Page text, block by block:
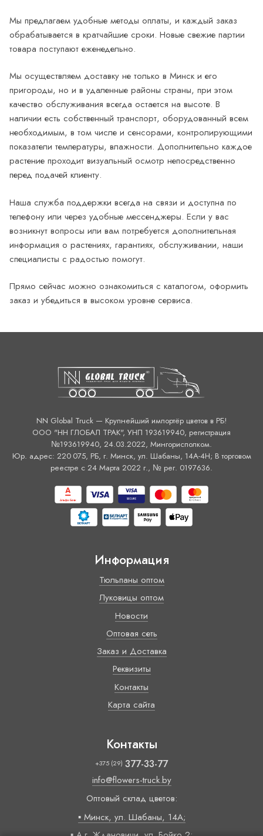
Мы предлагаем удобные методы оплаты, и каждый заказ
обрабатывается в кратчайшие сроки. Новые свежие партии
товара поступают еженедельно.
Мы осуществляем доставку не только в Минск и его
пригороды, но и в удаленные районы страны, при этом
качество обслуживания всегда остается на высоте. В
наличии есть собственный транспорт, оборудованный всем
необходимым, в том числе и сенсорами, контролирующими
показатели температуры, влажности. Дополнительно каждое
растение проходит визуальный осмотр непосредственно
перед подачей клиенту.
Наша служба поддержки всегда на связи и доступна по
телефону или через удобные мессенджеры. Если у вас
возникнут вопросы или вам потребуется дополнительная
информация о растениях, гарантиях, обслуживании, наши
специалисты с радостью помогут.
Прямо сейчас можно ознакомиться с каталогом, оформить
заказ и убедиться в высоком уровне сервиса.
NN Global Truck — Крупнейший импортёр цветов в РБ!
ООО "НН ГЛОБАЛ ТРАК", УНП 193619940, регистрация
№193619940, 24.03.2022, Мингорисполком.
Юр. адрес: 220 075, РБ, г. Минск, ул. Шабаны, 14А-4H; В торговом
реестре с 24 Марта 2022 г., № рег. 0197636.
Информация
Тюльпаны оптом
Луковицы оптом
Новости
Оптовая сеть
Заказ и Доставка
Реквизиты
Контакты
Карта сайта
Контакты
+375 (29) 377-33-77
info@flowers-truck.by
Оптовый склад цветов:
▪ Минск, ул. Шабаны, 14А;